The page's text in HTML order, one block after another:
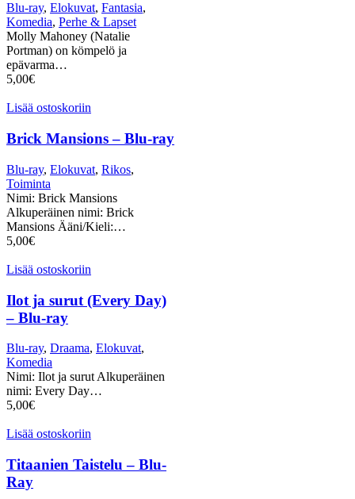
Blu-ray, Elokuvat, Fantasia,
Komedia, Perhe & Lapset
Molly Mahoney (Natalie
Portman) on kömpelö ja
epävarma…
5,00€
Lisää ostoskoriin
Brick Mansions – Blu-ray
Blu-ray, Elokuvat, Rikos,
Toiminta
Nimi: Brick Mansions
Alkuperäinen nimi: Brick
Mansions Ääni/Kieli:…
5,00€
Lisää ostoskoriin
Ilot ja surut (Every Day)
– Blu-ray
Blu-ray, Draama, Elokuvat,
Komedia
Nimi: Ilot ja surut Alkuperäinen
nimi: Every Day…
5,00€
Lisää ostoskoriin
Titaanien Taistelu – Blu-
Ray